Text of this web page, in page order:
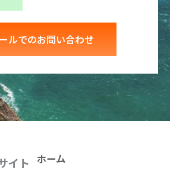
ルでのお問い合わせ
イト ホーム